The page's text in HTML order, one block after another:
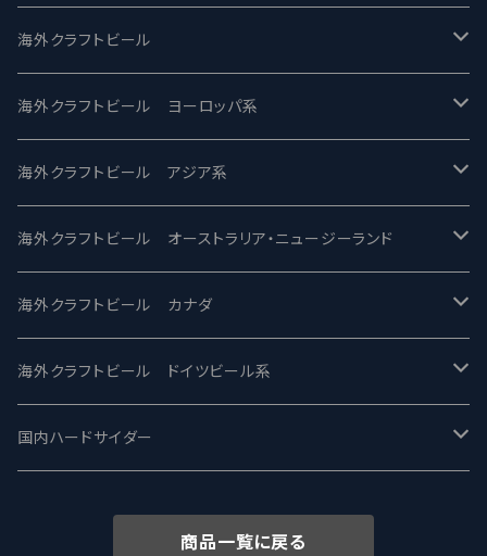
UCHU BREWING -うちゅうブルーイング
バテレ -VERTERE
2nd Story Ale Works -セカンドストーリー
ビアへるん - Beer Hearn
忽布古丹醸造 - HOP KOTAN
ワイマーケットブルーイング Y.Market Brewing
志賀高原ビール - SIGAKOGEN
海外クラフトビール
Modern Times モダンタイムズ
Maui マウイ
Toppling Goliath トップリンゴライアス
Fair State フェアステイト
Lagunitas ラグニタス
FirestoneWalker ファイアストーン
海外クラフトビール ヨーロッパ系
UnBarred -アンバード
SAIREN /サイレン
ワイルドチャイルド - Wilde Child
BrewDog Brewery - ブリュードッグ
The Flying Inn / ザ フライイング イン
海外クラフトビール アジア系
gweilo-鬼佬 グウァイロ
Heart Of Darkness - ハートオブダークネス
Carbon brews -カーボン
TAIHU - タイフー
海外クラフトビール オーストラリア・ニュージーランド
ROCKY RIDGE - ロッキーリッジ
BODRIGGY BREWING ボッドリッジー
CO-CONSPIRATORS コ・コンスピレーターズ
海外クラフトビール カナダ
Jackie O's ジャッキーオーズ
Westbrook ウェストブルック
海外クラフトビール ドイツビール系
Karmeliten カーメリテン
国内ハードサイダー
商品一覧に戻る